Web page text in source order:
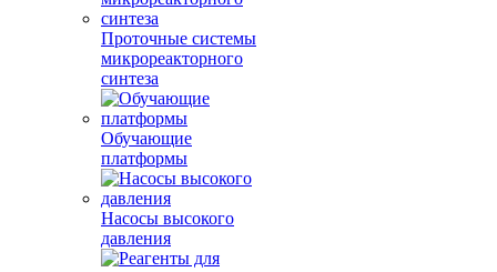
Проточные системы
микрореакторного
синтеза
Обучающие
платформы
Насосы высокого
давления